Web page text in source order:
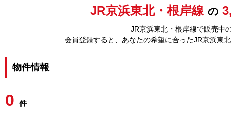
JR京浜東北・根岸線 の
JR京浜東北・根岸線で販売中
会員登録すると、あなたの希望に合ったJR京浜東
物件情報
0 件